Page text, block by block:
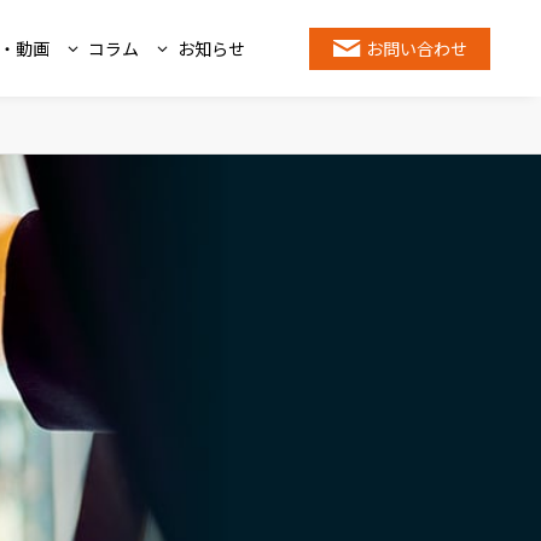
動画 コラム お知らせ お問い合わせ